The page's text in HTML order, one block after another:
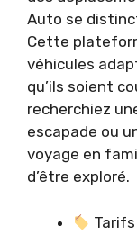
Auto se
Cette
véhicules
qu’ils soient
recherchiez
escapade ou
voyage en
d’être exploré.